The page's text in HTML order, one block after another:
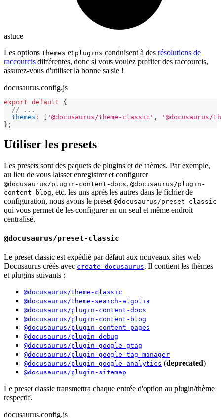
astuce
Les options themes et plugins conduisent à des résolutions de
raccourcis différentes, donc si vous voulez profiter des raccourcis,
assurez-vous d'utiliser la bonne saisie !
docusaurus.config.js
export default
{
// ...
themes : '@docusaurus/theme-classic' ,
'@docusaurus/
} ;
Utiliser les presets
Les presets sont des paquets de plugins et de thèmes. Par exemple,
au lieu de vous laisser enregistrer et configurer
@docusaurus/plugin-content-docs, @docusaurus/plugin-
content-blog, etc. les uns après les autres dans le fichier de
configuration, nous avons le preset @docusaurus/preset-classic
qui vous permet de les configurer en un seul et même endroit
centralisé.
@docusaurus/preset-classic
Le preset classic est expédié par défaut aux nouveaux sites web
Docusaurus créés avec create-docusaurus. Il contient les thèmes
et plugins suivants :
@docusaurus/theme-classic
@docusaurus/theme-search-algolia
@docusaurus/plugin-content-docs
@docusaurus/plugin-content-blog
@docusaurus/plugin-content-pages
@docusaurus/plugin-debug
@docusaurus/plugin-google-gtag
@docusaurus/plugin-google-tag-manager
@docusaurus/plugin-google-analytics (deprecated)
@docusaurus/plugin-sitemap
Le preset classic transmettra chaque entrée d'option au plugin/thème
respectif.
docusaurus.config.js